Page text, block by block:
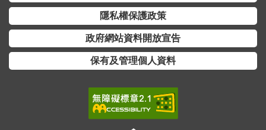
隱私權保護政策
政府網站資料開放宣告
保有及管理個人資料